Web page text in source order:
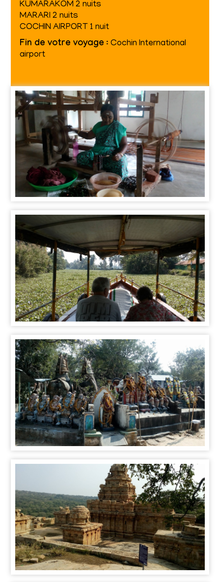
KUMARAKOM 2 nuits
MARARI 2 nuits
COCHIN AIRPORT 1 nuit
Fin de votre voyage : Cochin International
airport